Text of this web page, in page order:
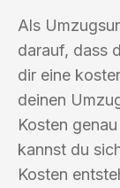
Als
darauf, dass
dir eine
deinen
Kosten
kannst du
Kosten